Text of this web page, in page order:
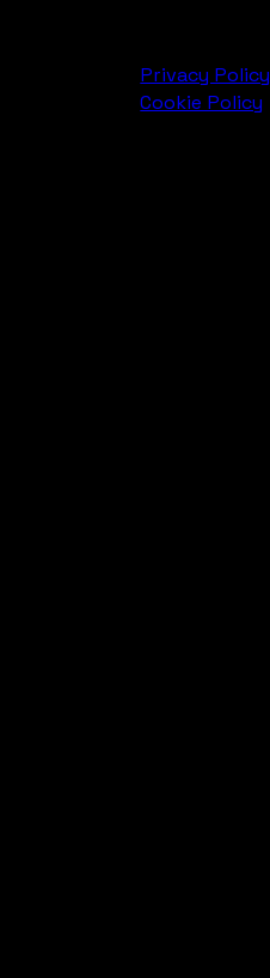
Privacy Policy
Cookie Policy